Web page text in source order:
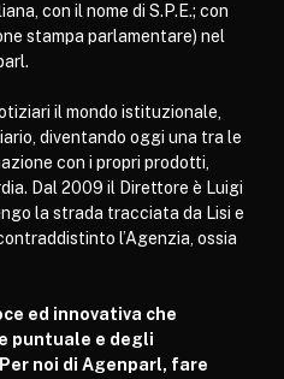
con il nome di S.P.E.; con
stampa parlamentare) nel
il mondo istituzionale,
diventando oggi una tra le
con i propri prodotti,
Dal 2009 il Direttore è Luigi
la strada tracciata da Lisi e
l’Agenzia, ossia
ed innovativa che
puntuale e degli
noi di Agenparl, fare